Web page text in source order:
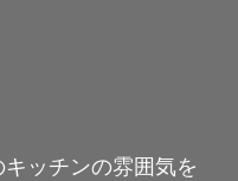
ッチンの雰囲気を